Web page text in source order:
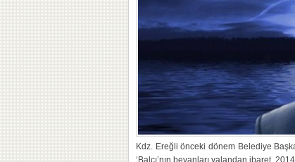
Kdz. Ereğli önceki dönem Belediye
‘Balcı’nın beyanları yalandan ibaret.